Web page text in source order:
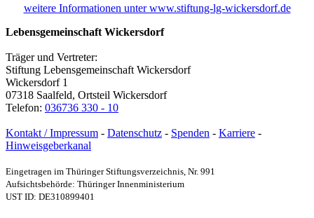
weitere Informationen unter www.stiftung-lg-wickersdorf.de
Lebensgemeinschaft Wickersdorf
Träger und Vertreter:
Stiftung Lebensgemeinschaft Wickersdorf
Wickersdorf 1
07318 Saalfeld, Ortsteil Wickersdorf
Telefon: 036736 330 - 10
Kontakt / Impressum - Datenschutz - Spenden - Karriere -
Hinweisgeberkanal
Eingetragen im Thüringer Stiftungsverzeichnis, Nr. 991
Aufsichtsbehörde: Thüringer Innenministerium
UST ID: DE310899401